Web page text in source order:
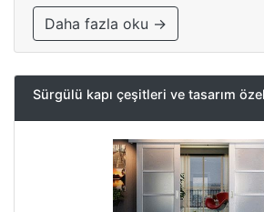
Daha fazla oku →
Sürgülü kapı çeşitleri ve tasarım